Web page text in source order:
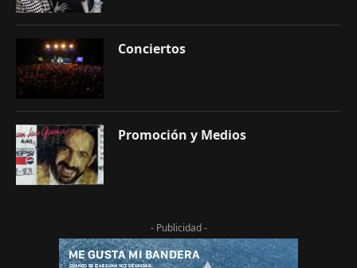
Conciertos
Promoción y Medios
- Publicidad -